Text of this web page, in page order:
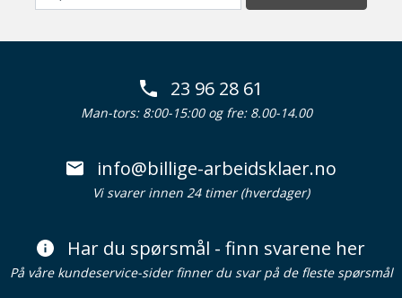
23 96 28 61
Man-tors: 8:00-15:00 og fre: 8.00-14.00
info@billige-arbeidsklaer.no
Vi svarer innen 24 timer (hverdager)
Har du spørsmål - finn svarene her
På våre kundeservice-sider finner du svar på de fleste spørsmål